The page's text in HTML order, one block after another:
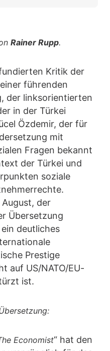
Rainer Rupp.
Kritik der
führenden
der linksorientierten
in der Türkei
Özdemir, der für
mit
Fragen bekannt
der Türkei und
soziale
der
Übersetzung
deutliches
Prestige
auf US/NATO/EU-
ist.
Economist“ hat den